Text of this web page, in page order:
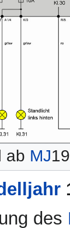
ab MJ
des